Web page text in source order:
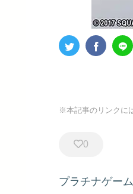
※本記事のリンクに
0
プラチナゲー